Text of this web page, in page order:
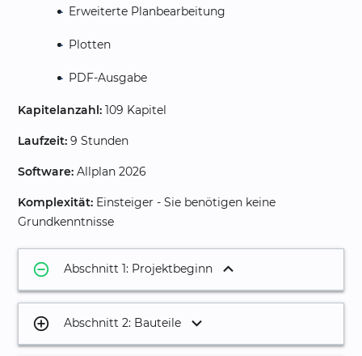
Erweiterte Planbearbeitung
Plotten
PDF-Ausgabe
Kapitelanzahl: 109 Kapitel
Laufzeit: 9 Stunden
Software: Allplan 2026
Komplexität: Einsteiger - Sie benötigen keine
Grundkenntnisse
remove_circle_outline Abschnitt 1: Projektbeginn
Projekt anlegen
2.Einstellungen und Optionen 04:19
add_circle_outline Abschnitt 2: Bauteile